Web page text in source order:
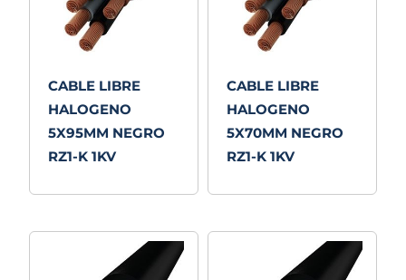
CABLE LIBRE
HALOGENO
5X95MM NEGRO
RZ1-K 1KV
CABLE LIBRE
HALOGENO
5X70MM NEGRO
RZ1-K 1KV